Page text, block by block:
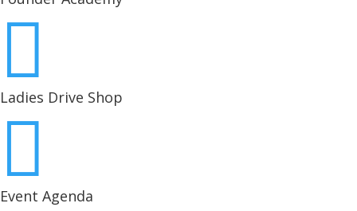

Ladies Drive Shop

Event Agenda